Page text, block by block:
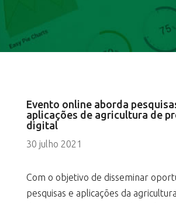
Evento online aborda
aplicações de agricultura de
digital
30 julho 2021
Com o objetivo de disseminar
pesquisas e aplicações da